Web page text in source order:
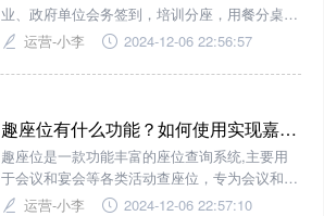
业、政府单位会务签到，培训分座，用餐分桌，
只需通过手机扫描二维码，即可快速获取活动主
运营-小李 2024-12-06 22:56:57
趣座位有什么功能？如何使用实现嘉宾扫码查询座位？
趣座位是一款功能丰富的座位查询系统,主要用
于会议和宴会等各类活动查座位，专为会议和活
动设计的微信扫码查座位解决方案，实现了从签
运营-小李 2024-12-06 22:57:10